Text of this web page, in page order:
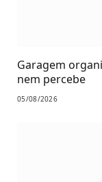
Garagem
nem percebe
05/08/2026